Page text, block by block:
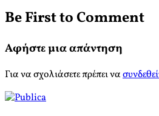
Be First to Comment
Αφήστε μια απάντηση
Για να σχολιάσετε πρέπει να